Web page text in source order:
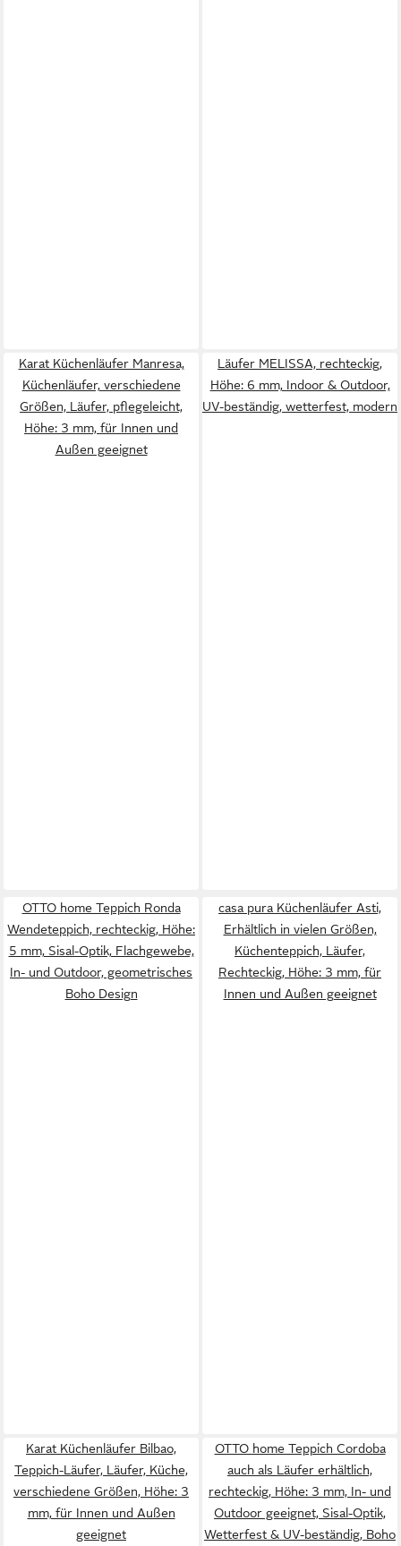
Karat Küchenläufer Manresa,
Küchenläufer, verschiedene
Größen, Läufer, pflegeleicht,
Höhe: 3 mm, für Innen und
Außen geeignet
Läufer MELISSA, rechteckig,
Höhe: 6 mm, Indoor & Outdoor,
UV-beständig, wetterfest, modern
OTTO home Teppich Ronda
Wendeteppich, rechteckig, Höhe:
5 mm, Sisal-Optik, Flachgewebe,
In- und Outdoor, geometrisches
Boho Design
casa pura Küchenläufer Asti,
Erhältlich in vielen Größen,
Küchenteppich, Läufer,
Rechteckig, Höhe: 3 mm, für
Innen und Außen geeignet
Karat Küchenläufer Bilbao,
Teppich-Läufer, Läufer, Küche,
verschiedene Größen, Höhe: 3
mm, für Innen und Außen
geeignet
OTTO home Teppich Cordoba
auch als Läufer erhältlich,
rechteckig, Höhe: 3 mm, In- und
Outdoor geeignet, Sisal-Optik,
Wetterfest & UV-beständig, Boho